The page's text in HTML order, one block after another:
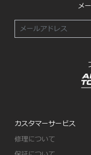
メ
カスタマーサービス
修理について